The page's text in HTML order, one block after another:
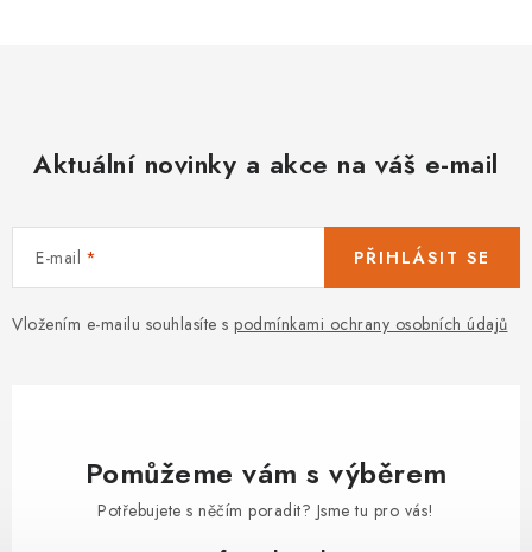
Aktuální novinky a akce na váš e-mail
E-mail
Vložením e-mailu souhlasíte s podmínkami ochrany osobních údajů
PŘIHLÁSIT SE
Pomůžeme vám s výběrem
Potřebujete s něčím poradit? Jsme tu pro vás!